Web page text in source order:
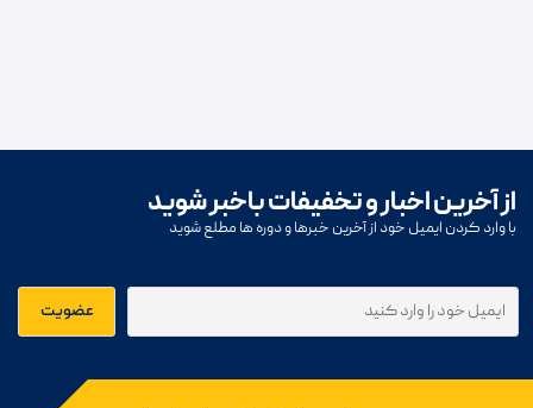
از آخرین اخبار و تخفیفات باخبر شوید
با وارد کردن ایمیل خود از آخرین خبرها و دوره ها مطلع شوید